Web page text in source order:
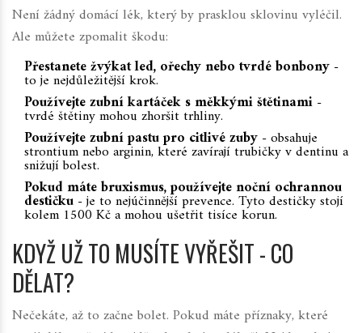
Není žádný domácí lék, který by prasklou sklovinu vyléčil.
Ale můžete zpomalit škodu:
Přestanete žvýkat led, ořechy nebo tvrdé bonbony -
to je nejdůležitější krok.
Používejte zubní kartáček s měkkými štětinami -
tvrdé štětiny mohou zhoršit trhliny.
Používejte zubní pastu pro citlivé zuby - obsahuje
strontium nebo arginin, které zavírají trubičky v dentinu a
snižují bolest.
Pokud máte bruxismus, používejte noční ochrannou
destičku - je to nejúčinnější prevence. Tyto destičky stojí
kolem 1500 Kč a mohou ušetřit tisíce korun.
KDYŽ UŽ TO MUSÍTE VYŘEŠIT - CO
DĚLAT?
Nečekáte, až to začne bolet. Pokud máte příznaky, které